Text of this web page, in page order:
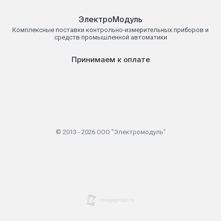
ЭлектроМодуль
Комплексные поставки контрольно-измерительных приборов и
средств промышленной автоматики
Принимаем к оплате
© 2013 - 2026 ООО "Электромодуль"